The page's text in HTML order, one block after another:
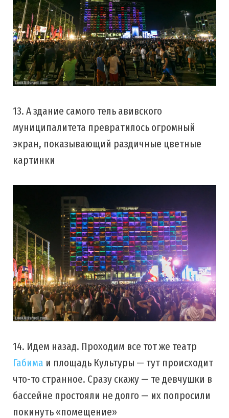
13. А здание самого тель авивского
муниципалитета превратилось огромный
экран, показывающий раздичные цветные
картинки
14. Идем назад. Проходим все тот же театр
Габима и площадь Культуры — тут происходит
что-то странное. Сразу скажу — те девчушки в
бассейне простояли не долго — их попросили
покинуть «помещение»